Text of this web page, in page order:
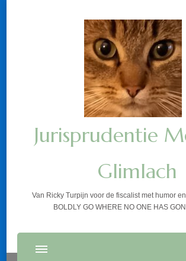
Jurisprudentie
Glimlach
Van Ricky Turpijn voor de fiscalist met humor
BOLDLY GO WHERE NO ONE HAS